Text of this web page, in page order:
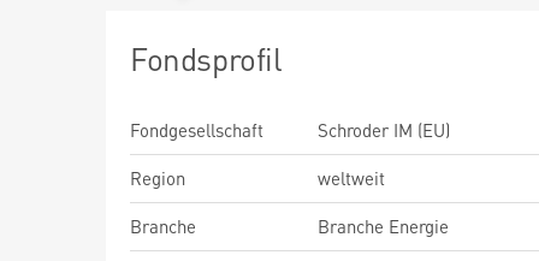
Fondsprofil
Fondgesellschaft
Schroder IM (EU)
Region
weltweit
Branche
Branche Energie